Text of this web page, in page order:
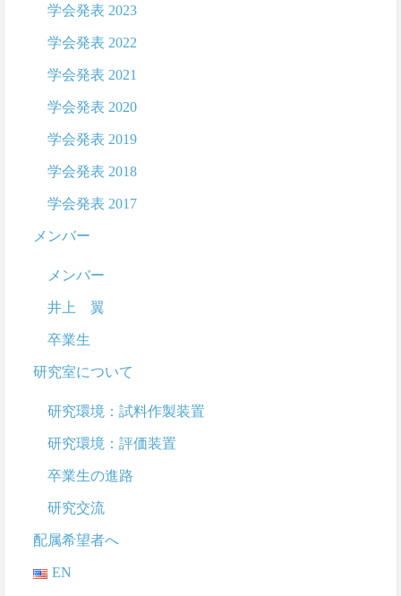
学会発表 2023
学会発表 2022
学会発表 2021
学会発表 2020
学会発表 2019
学会発表 2018
学会発表 2017
メンバー
メンバー
井上 翼
卒業生
研究室について
研究環境：試料作製装置
研究環境：評価装置
卒業生の進路
研究交流
配属希望者へ
EN